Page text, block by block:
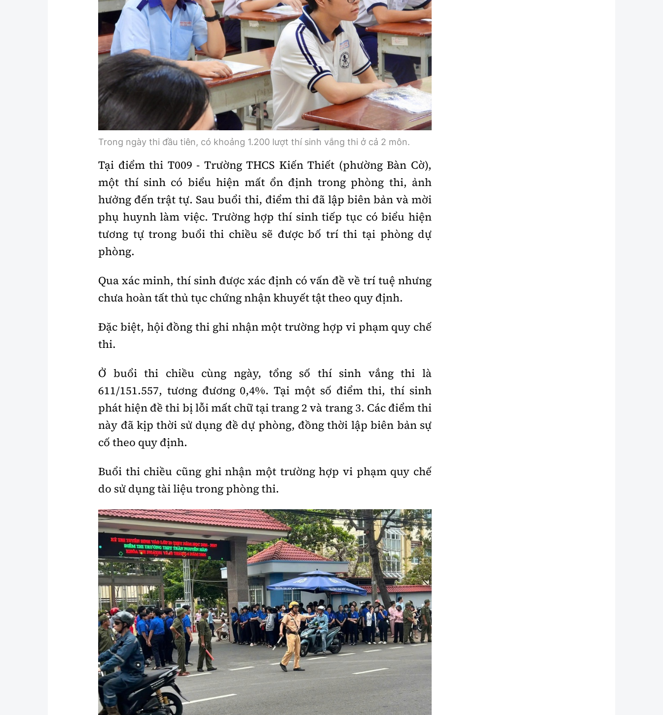
Trong ngày thi đầu tiên, có khoảng 1.200 lượt thí sinh vắng thi ở cả 2 môn.
Tại điểm thi T009 - Trường THCS Kiến Thiết (phường Bàn Cờ),
một thí sinh có biểu hiện mất ổn định trong phòng thi, ảnh
hưởng đến trật tự. Sau buổi thi, điểm thi đã lập biên bản và mời
phụ huynh làm việc. Trường hợp thí sinh tiếp tục có biểu hiện
tương tự trong buổi thi chiều sẽ được bố trí thi tại phòng dự
phòng.
Qua xác minh, thí sinh được xác định có vấn đề về trí tuệ nhưng
chưa hoàn tất thủ tục chứng nhận khuyết tật theo quy định.
Đặc biệt, hội đồng thi ghi nhận một trường hợp vi phạm quy chế
thi.
Ở buổi thi chiều cùng ngày, tổng số thí sinh vắng thi là
611/151.557, tương đương 0,4%. Tại một số điểm thi, thí sinh
phát hiện đề thi bị lỗi mất chữ tại trang 2 và trang 3. Các điểm thi
này đã kịp thời sử dụng đề dự phòng, đồng thời lập biên bản sự
cố theo quy định.
Buổi thi chiều cũng ghi nhận một trường hợp vi phạm quy chế
do sử dụng tài liệu trong phòng thi.